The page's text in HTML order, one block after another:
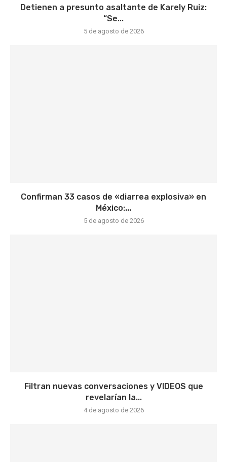
Detienen a presunto asaltante de Karely Ruiz:
“Se...
5 de agosto de 2026
Confirman 33 casos de «diarrea explosiva» en
México:...
5 de agosto de 2026
Filtran nuevas conversaciones y VIDEOS que
revelarían la...
4 de agosto de 2026